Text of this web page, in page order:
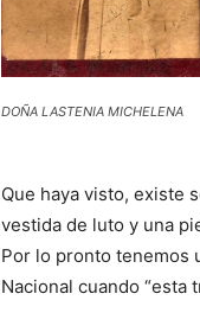
DOÑA LASTENIA MICHELENA
Que haya visto, existe
vestida de luto y una
Por lo pronto tenemos
Nacional cuando “esta